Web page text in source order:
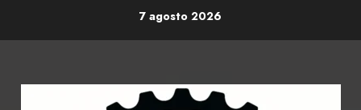
7 agosto 2026